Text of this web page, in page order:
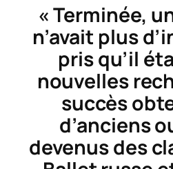
« Terminée,
n’avait plus
pris qu’il
nouvelles
succès
d’anciens
devenus des